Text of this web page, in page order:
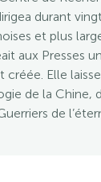
durant
et plus
aux Presses
créée. Elle
de la
de